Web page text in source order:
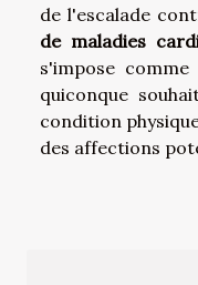
de l'escalade
de maladies
s'impose
quiconque
condition
des affections